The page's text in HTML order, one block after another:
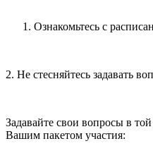
Ознакомьтесь с
2. Не стесняйтесь задавать
Задавайте свои вопросы в
Вашим пакетом участия: